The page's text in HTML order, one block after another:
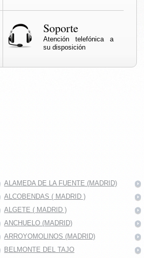
Soporte
Atención telefónica a
su disposición
ALAMEDA DE LA FUENTE (MADRID)
ALCOBENDAS ( MADRID )
ALGETE ( MADRID )
ANCHUELO (MADRID)
ARROYOMOLINOS (MADRID)
BELMONTE DEL TAJO